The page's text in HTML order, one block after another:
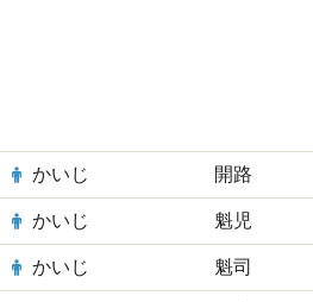
かいじ 開路
かいじ 魁児
かいじ 魁司